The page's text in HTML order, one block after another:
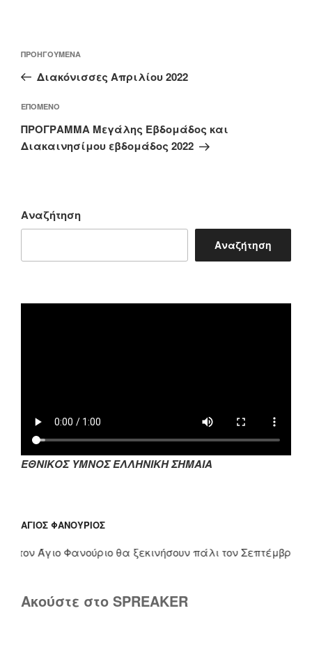
άρθρων
Προηγούμενο
άρθρο
ΠΡΟΗΓΟΎΜΕΝΑ
Διακόνισσες Απριλίου 2022
Επόμενο
άρθρο
ΕΠΌΜΕΝΟ
ΠΡΟΓΡΑΜΜΑ Μεγάλης Εβδομάδος και
Διακαινησίμου εβδομάδος 2022
Αναζήτηση
Αναζήτηση
ΕΘΝΙΚΟΣ ΥΜΝΟΣ ΕΛΛΗΝΙΚΗ ΣΗΜΑΙΑ
ΆΓΙΟΣ ΦΑΝΟΎΡΙΟΣ
Άγιο Φανούριο θα ξεκινήσουν πάλι τον Σεπτέμβριο.
Ακούστε στο SPREAKER